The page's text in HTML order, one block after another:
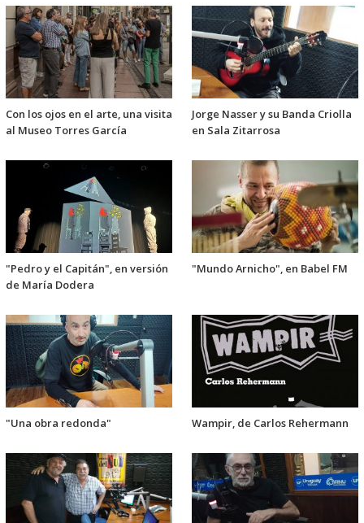
Con los ojos en el arte, una visita
al Museo Torres García
Jorge Nasser y su Banda Criolla
en Sala Zitarrosa
"Pedro y el Capitán", en versión
de María Dodera
"Mundo Arnicho", en Babel FM
"Una obra redonda" Wampir, de Carlos Rehermann